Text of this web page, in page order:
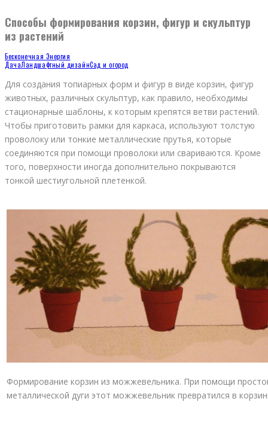
Способы формирования корзин, фигур и скульптур
из растений
Бесконечная Энергия
ДачаЛандшафтный дизайнСад и огород
Для создания топиарных форм и фигур в виде корзин, фигур
животных, различных скульптур, как правило, необходимы
стационарные шаблоны, к которым крепятся ветви растений.
Чтобы приготовить рамки для каркаса, используют толстую
проволоку или тонкие металлические прутья, которые
соединяются при помощи проволоки или свариваются. Кроме
того, поверхности иногда дополнительно покрываются
тонкой шестиугольной плетенкой.
Формирование корзин из можжевельника. При помощи
металлической дуги этот можжевельник превратился в